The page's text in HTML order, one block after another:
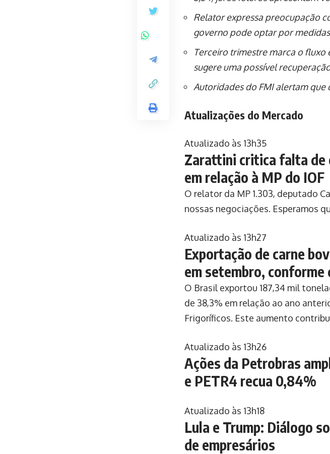
Relator expressa preocupação
governo pode optar por
Terceiro trimestre marca o fluxo
sugere uma possível
Autoridades do FMI alertam que
Atualizações do Mercado
Atualizado às 13h35
Zarattini critica falta de
em relação à MP do IOF
O relator da MP 1.303, deputado
nossas negociações. Esperamos
Atualizado às 13h27
Exportação de carne
em setembro,
O Brasil exportou 187,34 mil
de 38,3% em relação ao ano
Frigoríficos. Este aumento
Atualizado às 13h26
Ações da Petrobras
e PETR4 recua 0,84%
Atualizado às 13h18
Lula e Trump: Diálogo
de empresários